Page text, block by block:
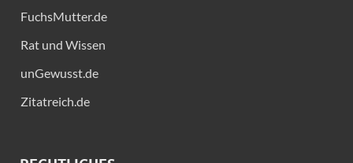
FuchsMutter.de
Rat und Wissen
unGewusst.de
Zitatreich.de